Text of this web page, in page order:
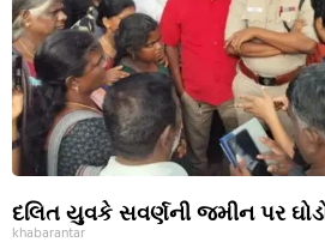
દલિત યુવકે સવર્ણની જમીન પર
khabarantar